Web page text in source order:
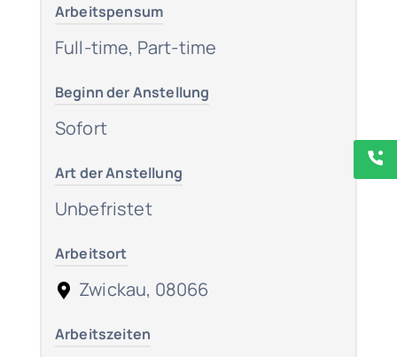
Arbeitspensum
Full-time, Part-time
Beginn der Anstellung
Sofort
Art der Anstellung
Unbefristet
Arbeitsort
Zwickau, 08066
Arbeitszeiten